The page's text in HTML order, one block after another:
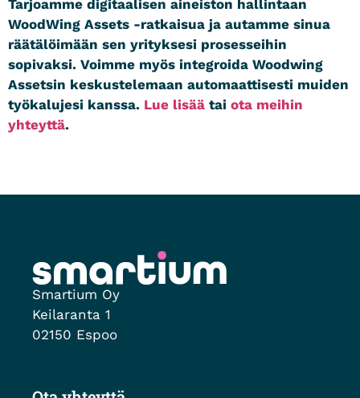
Tarjoamme digitaalisen aineiston hallintaan
WoodWing Assets -ratkaisua ja autamme sinua
räätälöimään sen yrityksesi prosesseihin
sopivaksi. Voimme myös integroida Woodwing
Assetsin keskustelemaan automaattisesti muiden
työkalujesi kanssa. Lue lisää tai ota meihin
yhteyttä.
Smartium Oy
Keilaranta 1
02150 Espoo